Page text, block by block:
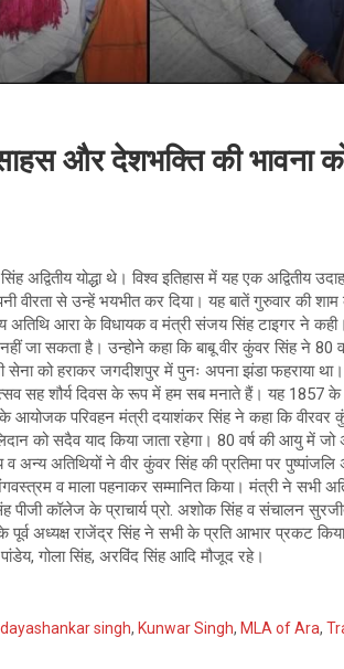
और देशभक्ति की भावना
अद्वितीय योद्धा थे। विश्व इतिहास में यह एक अद्वितीय
वीरता से उन्हें भयभीत कर दिया। यह बातें गुरुवार की
अतिथि आरा के विधायक व मंत्री संजय सिंह टाइगर ने
जा सकता है। उन्होने कहा कि बाबू वीर कुंवर सिंह ने
को हराकर जगदीशपुर में पुनः अपना झंडा फहराया था।
सह शौर्य दिवस के रूप में हम सब मनाते हैं।‌ यह 1857
के आयोजक परिवहन मंत्री दयाशंकर सिंह ने कहा कि
को सदैव याद किया जाता रहेगा। 80 वर्ष की आयु में जो
अन्य अतिथियों ने वीर कुंवर सिंह की प्रतिमा पर
व माला पहनाकर सम्मानित किया। मंत्री ने सभी
पीजी कॉलेज के प्राचार्य प्रो. अशोक सिंह व संचालन
अध्यक्ष राजेंद्र सिंह ने सभी के प्रति आभार प्रकट
गोला सिंह, अरविंद सिंह आदि मौजूद रहे।
dayashankar singh, Kunwar Singh, MLA of Ara,